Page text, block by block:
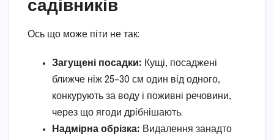
Ось що може піти не так:
Загущені посадки: Кущі, посаджені
ближче ніж 25–30 см один від одного,
конкурують за воду і поживні речовини,
через що ягоди дрібнішають.
Надмірна обрізка: Видалення занадто